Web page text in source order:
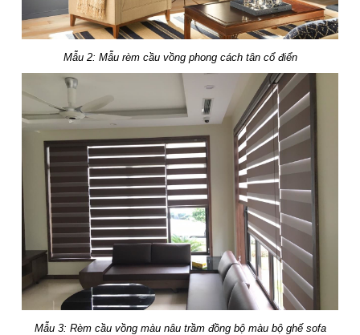
Mẫu 2: Mẫu rèm cầu vồng phong cách tân cổ điển
Mẫu 3: Rèm cầu vồng màu nâu trầm đồng bộ màu bộ ghế sofa